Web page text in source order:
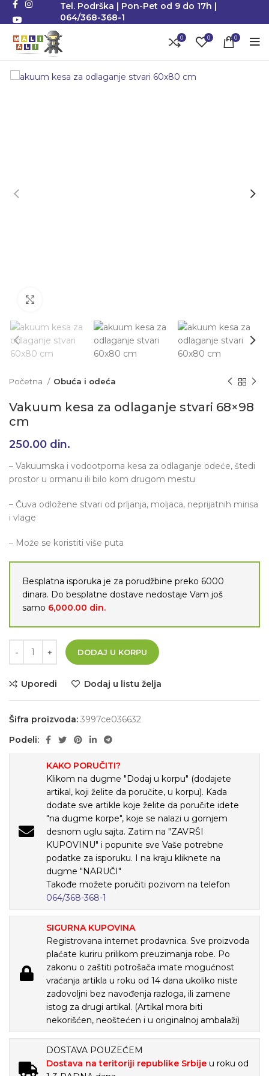
Tel. Podrška | Pon-Pet od 9 do 17h |
064/368-368-1
0 0 0
Početna Obuća i odeća
Vakuum kesa za odlaganje stvari 68×98
cm
250.00 din.
– Vakuumska i vodootporna kesa za odlaganje odeće, štedi
prostor u ormanu ili bilo kom drugom mestu
– Čuva odložene stvari od prljanja, moljaca, neprijatnih mirisa
i vlage
– Može se koristiti više puta
Besplatna isporuka je za porudžbine preko 6000
dinara. Do besplatne dostave nedostaje Vam još
samo 6,000.00 din.
DODAJ U KORPU
Uporedi Dodaj u listu želja
Šifra proizvoda: 3997ce036632
Podeli:
KAKO PORUČITI?
Klikom na dugme "Dodaj u korpu" (dodajete
artikal, koji želite da poručite, u korpu). Kada
dodate sve artikle koje želite da poručite idete
"na dugme korpe", koje se nalazi u gornjem
desnom uglu sajta. Zatim na "ZAVRŠI
KUPOVINU" i popunite sve Vaše potrebne
podatke za isporuku. I na kraju kliknete na
dugme "NARUČI"
Takođe možete poručiti pozivom na telefon
064/368-368-1
SIGURNA KUPOVINA
Registrovana internet prodavnica. Sve proizvoda
plaćate kuriru prilikom preuzimanja robe. Po
zakonu o zaštiti potrošača imate mogućnost
vraćanja artikla u roku od 14 dana ukoliko niste
zadovoljni bez navođenja razloga, ili zamene
istog za drugi artikal. (Artikal mora biti
nekorišćen, neoštećen i u originalnoj ambalaži)
DOSTAVA POUZEĆEM
Dostava na teritoriji republike Srbije u roku od